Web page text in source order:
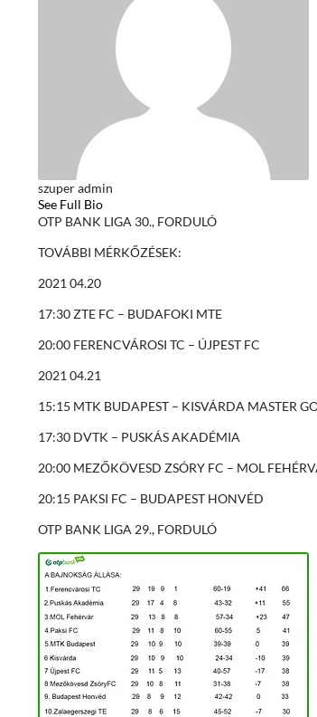
szuper admin
See Full Bio
OTP BANK LIGA 30., FORDULÓ
TOVÁBBI MÉRKŐZÉSEK:
2021 04.20
17:30 ZTE FC – BUDAFOKI MTE
20:00 FERENCVÁROSI TC – ÚJPEST FC
2021 04.21
15:15 MTK BUDAPEST – KISVÁRDA MASTER
17:30 DVTK – PUSKÁS AKADÉMIA
20:00 MEZŐKÖVESD ZSÓRY FC – MOL
20:15 PAKSI FC – BUDAPEST HONVÉD
OTP BANK LIGA 29., FORDULÓ